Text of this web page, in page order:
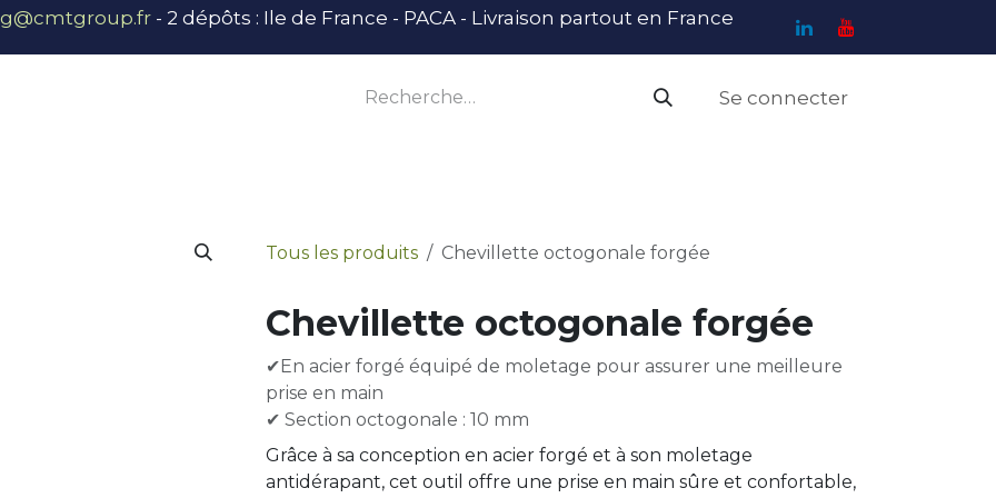
- 2 dépôts : Ile de France - PACA - Livraison partout en France
Se connecter
Tous les produits Chevillette octogonale forgée
Chevillette octogonale forgée
✔En acier forgé équipé de moletage pour assurer une meilleure
prise en main
✔ Section octogonale : 10 mm
Grâce à sa conception en acier forgé et à son moletage
antidérapant, cet outil offre une prise en main sûre et confortable,